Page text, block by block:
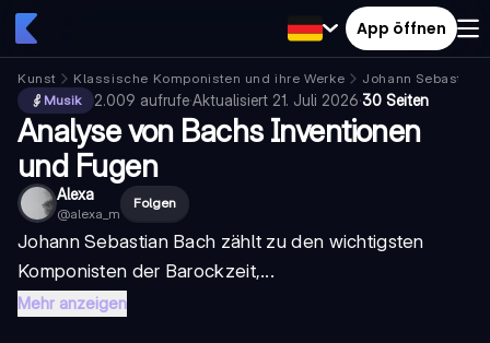
App öffnen
Kunst Klassische Komponisten und ihre Werke
Johann Sebastian
Musik
2.009 aufrufe·Aktualisiert 21. Juli 2026·30 Seiten
Analyse von Bachs Inventionen
und Fugen
Alexa
@alexa_m
Folgen
Johann Sebastian Bach zählt zu den wichtigsten
Komponisten der Barockzeit,...
Mehr anzeigen